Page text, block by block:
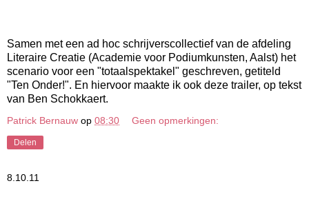
Samen met een ad hoc schrijverscollectief van de afdeling
Literaire Creatie (Academie voor Podiumkunsten, Aalst) het
scenario voor een "totaalspektakel" geschreven, getiteld
"Ten Onder!". En hiervoor maakte ik ook deze trailer, op tekst
van Ben Schokkaert.
Patrick Bernauw op 08:30 Geen opmerkingen:
Delen
8.10.11